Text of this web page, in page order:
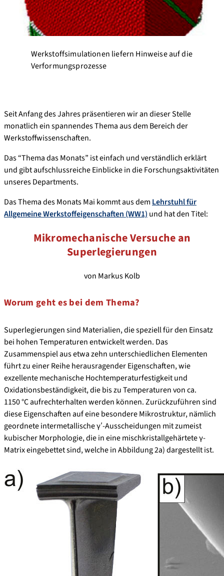
Werkstoffsimulationen liefern Hinweise auf die
Verformungsprozesse
Seit Anfang des Jahres präsentieren wir an dieser Stelle
monatlich ein spannendes Thema aus dem Bereich der
Werkstoffwissenschaften.
Das “Thema das Monats” ist einfach und verständlich erklärt
und gibt aufschlussreiche Einblicke in die Forschungsaktivitäten
unseres Departments.
Das Thema des Monats Mai kommt aus dem Lehrstuhl für
Allgemeine Werkstoffeigenschaften (WW1) und hat den Titel:
Mikromechanische Versuche an
Superlegierungen
von Markus Kolb
Worum geht es bei dem Thema?
Superlegierungen sind Materialien, die speziell für den Einsatz
bei hohen Temperaturen entwickelt werden. Das
Zusammenspiel aus etwa zehn unterschiedlichen Elementen
führt zu einer Reihe herausragender Eigenschaften, wie
exzellente mechanische Hochtemperaturfestigkeit und
Oxidationsbeständigkeit, die bis zu Temperaturen von ca.
1150 °C aufrechterhalten werden können. Zurückzuführen sind
diese Eigenschaften auf eine besondere Mikrostruktur, nämlich
geordnete intermetallische γʹ-Ausscheidungen mit zumeist
kubischer Morphologie, die in eine mischkristallgehärtete γ-
Matrix eingebettet sind, welche in Abbildung 2a) dargestellt ist.